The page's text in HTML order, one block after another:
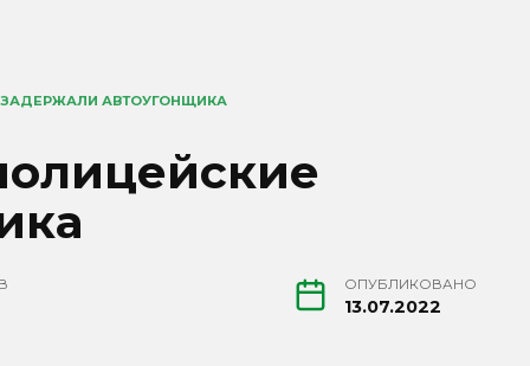
АВТОУГОНЩИКА
ОПУБЛИКОВАНО
13.07.2022